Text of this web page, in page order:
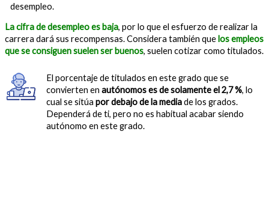
desempleo.
La cifra de desempleo es baja, por lo que el esfuerzo de realizar la
carrera dará sus recompensas. Considera también quelos empleos
que se consiguen suelen ser buenos, suelen cotizar como titulados.
El porcentaje de titulados en este grado que se
convierten en autónomos es de solamente el 2,7 %, lo
cual se sitúa por debajo de la mediade los grados.
Dependerá de ti, pero no es habitual acabar siendo
autónomo en este grado.